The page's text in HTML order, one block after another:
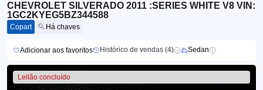
CHEVROLET SILVERADO 2011 :SERIES WHITE V8 VIN:
1GC2KYEG5BZ344588
Copart Há chaves
Adicionar aos favoritos Histórico de vendas (4) Sedan
Leilão concluído